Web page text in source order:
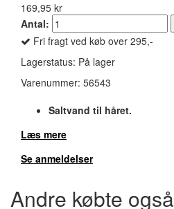
169,95 kr
Antal:
Fri fragt ved køb over 295,-
Lagerstatus: På lager
Varenummer: 56543
Saltvand til håret.
Læs mere
Se anmeldelser
Andre købte også